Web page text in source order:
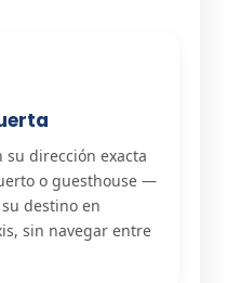
su dirección exacta
o guesthouse —
destino en
sin navegar entre